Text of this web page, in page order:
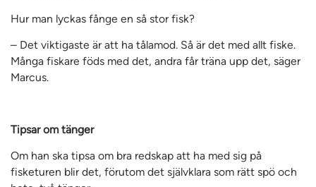
Hur man lyckas fånge en så stor fisk?
– Det viktigaste är att ha tålamod. Så är det med allt fiske.
Många fiskare föds med det, andra får träna upp det, säger
Marcus.
Tipsar om tänger
Om han ska tipsa om bra redskap att ha med sig på
fisketuren blir det, förutom det självklara som rätt spö och